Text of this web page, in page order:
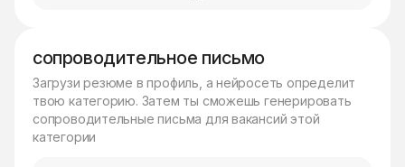
сопроводительное письмо
Загрузи резюме в профиль, а нейросеть определит
твою категорию. Затем ты сможешь генерировать
сопроводительные письма для вакансий этой
категории